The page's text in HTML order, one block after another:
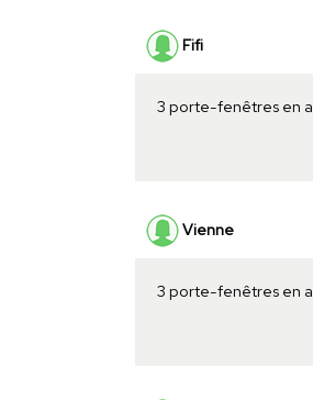
Fifi
3 porte-fenêtres en
Vienne
3 porte-fenêtres en